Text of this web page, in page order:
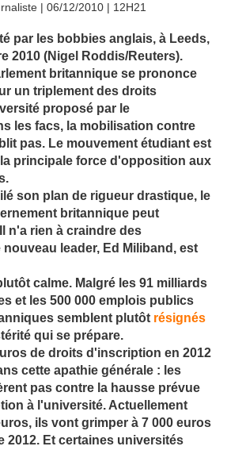
| 06/12/2010 | 12H21
britannique se prononce
un triplement des droits
proposé par le
les facs, la mobilisation contre
pas. Le mouvement étudiant est
principale force d'opposition aux
son plan de rigueur drastique, le
britannique peut
n'a rien à craindre des
leader, Ed Miliband, est
calme. Malgré les 91 milliards
et les 500 000 emplois publics
semblent plutôt résignés
qui se prépare.
de droits d'inscription en 2012
cette apathie générale : les
pas contre la hausse prévue
à l'université. Actuellement
ils vont grimper à 7 000 euros
2012. Et certaines universités